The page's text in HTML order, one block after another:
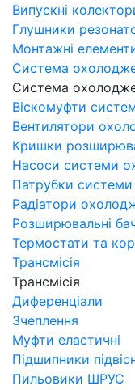
Випускні
Глушники
Монтажні
Система
Система
Віскомуфти
Вентилятори
Кришки
Насоси системи
Патрубки
Радіатори
Розширювальні
Термостати та
Трансмісія
Трансмісія
Диференціали
Зчеплення
Муфти еластичні
Підшипники
Пильовики ШРУС